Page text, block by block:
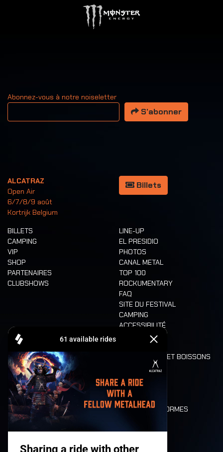
Abonnez-vous à notre noiseletter
Votre adresse email
S’abonner
ALCATRAZ
Open Air
6/7/8/9 août
Kortrijk Belgium
Billets
BILLETS
CAMPING
VIP
SHOP
PARTENAIRES
CLUBSHOWS
LINE-UP
EL PRESIDIO
PHOTOS
CANAL METAL
TOP 100
ROCKUMENTARY
FAQ
SITE DU FESTIVAL
CAMPING
ACCESSIBILITÉ
CASHLESS
ALIMENTATION ET BOISSONS
LONE WOLVES
PLAN
DEATH RIDE
VALEURS ET NORMES
HISTOIRE